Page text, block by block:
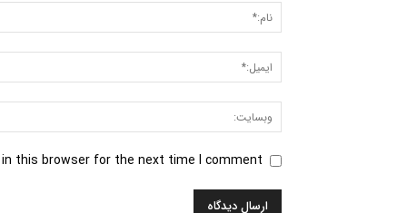
this browser for the next time I comment.